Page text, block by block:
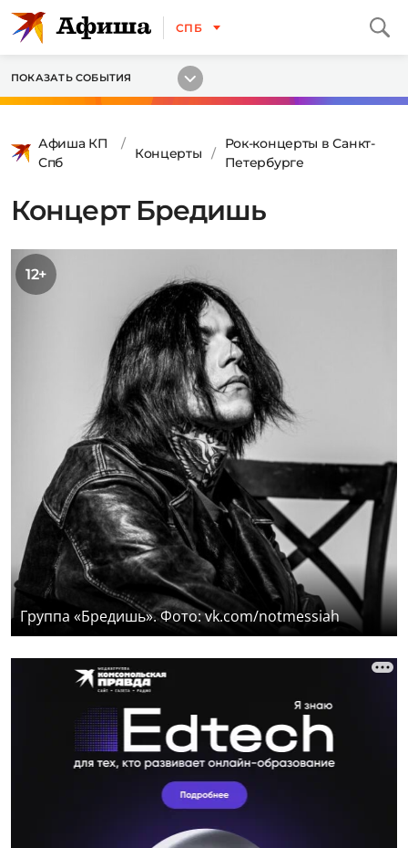
СПБ
ПОКАЗАТЬ СОБЫТИЯ
Афиша КП
Спб
Концерты
Рок-концерты в Санкт-
Петербурге
Концерт Бредишь
12+
Группа «Бредишь». Фото: vk.com/notmessiah